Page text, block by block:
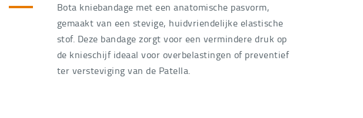
Bota kniebandage met een anatomische pasvorm,
gemaakt van een stevige, huidvriendelijke elastische
stof. Deze bandage zorgt voor een vermindere druk op
de knieschijf ideaal voor overbelastingen of preventief
ter versteviging van de Patella.